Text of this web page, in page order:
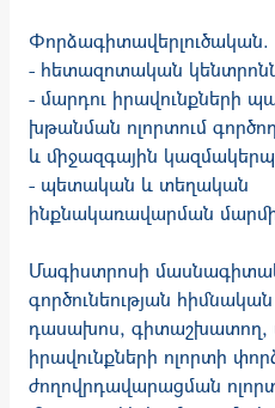
Փորձագիտավերլուծական.
- հետազոտական
- մարդու իրավունքների
խթանման ոլորտում
և միջազգային
- պետական և տեղական
ինքնակառավարման
Մագիստրոսի
գործունեության
դասախոս, գիտաշխատող,
իրավունքների ոլորտի
ժողովրդավարացման